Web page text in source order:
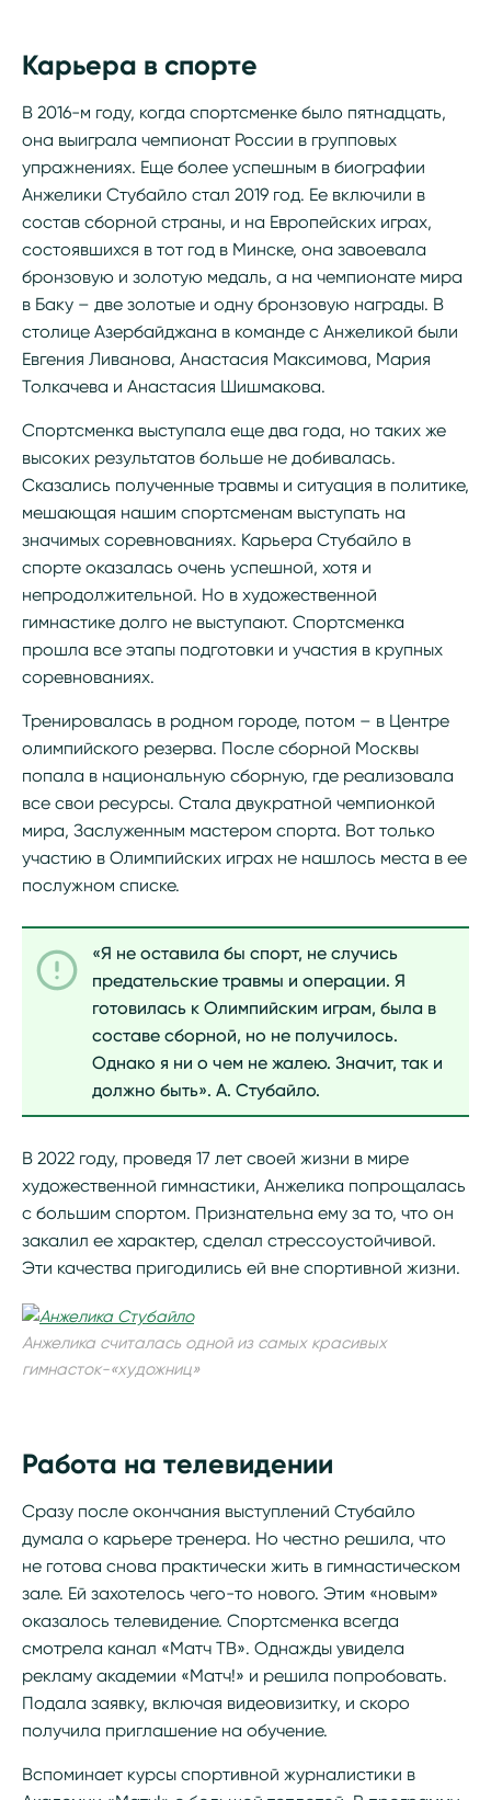
Карьера в спорте
В 2016-м году, когда спортсменке было пятнадцать,
она выиграла чемпионат России в групповых
упражнениях. Еще более успешным в биографии
Анжелики Стубайло стал 2019 год. Ее включили в
состав сборной страны, и на Европейских играх,
состоявшихся в тот год в Минске, она завоевала
бронзовую и золотую медаль, а на чемпионате мира
в Баку – две золотые и одну бронзовую награды. В
столице Азербайджана в команде с Анжеликой были
Евгения Ливанова, Анастасия Максимова, Мария
Толкачева и Анастасия Шишмакова.
Спортсменка выступала еще два года, но таких же
высоких результатов больше не добивалась.
Сказались полученные травмы и ситуация в политике,
мешающая нашим спортсменам выступать на
значимых соревнованиях. Карьера Стубайло в
спорте оказалась очень успешной, хотя и
непродолжительной. Но в художественной
гимнастике долго не выступают. Спортсменка
прошла все этапы подготовки и участия в крупных
соревнованиях.
Тренировалась в родном городе, потом – в Центре
олимпийского резерва. После сборной Москвы
попала в национальную сборную, где реализовала
все свои ресурсы. Стала двукратной чемпионкой
мира, Заслуженным мастером спорта. Вот только
участию в Олимпийских играх не нашлось места в ее
послужном списке.
«Я не оставила бы спорт, не случись
предательские травмы и операции. Я
готовилась к Олимпийским играм, была в
составе сборной, но не получилось.
Однако я ни о чем не жалею. Значит, так и
должно быть». А. Стубайло.
В 2022 году, проведя 17 лет своей жизни в мире
художественной гимнастики, Анжелика попрощалась
с большим спортом. Признательна ему за то, что он
закалил ее характер, сделал стрессоустойчивой.
Эти качества пригодились ей вне спортивной жизни.
Анжелика считалась одной из самых красивых
гимнасток-«художниц»
Работа на телевидении
Сразу после окончания выступлений Стубайло
думала о карьере тренера. Но честно решила, что
не готова снова практически жить в гимнастическом
зале. Ей захотелось чего-то нового. Этим «новым»
оказалось телевидение. Спортсменка всегда
смотрела канал «Матч ТВ». Однажды увидела
рекламу академии «Матч!» и решила попробовать.
Подала заявку, включая видеовизитку, и скоро
получила приглашение на обучение.
Вспоминает курсы спортивной журналистики в